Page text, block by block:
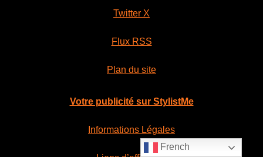
Twitter X
Flux RSS
Plan du site
Votre publicité sur StylistMe
Informations Légales
French